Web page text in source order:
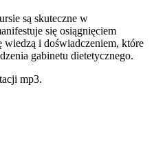
są skuteczne w
się osiągnięciem
wiedzą i doświadczeniem, które
gabinetu dietetycznego.
mp3.